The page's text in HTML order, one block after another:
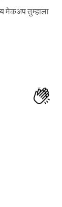
मेकअप तुम्हाला